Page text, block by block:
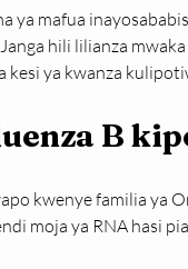
ya mafua
hili lilianza
kesi ya kwanza
B
kwenye familia ya
moja ya RNA hasi